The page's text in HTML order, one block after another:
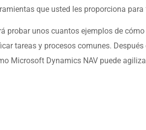
que usted les proporciona
probar unos cuantos ejemplos de
tareas y procesos comunes.
Microsoft Dynamics NAV puede